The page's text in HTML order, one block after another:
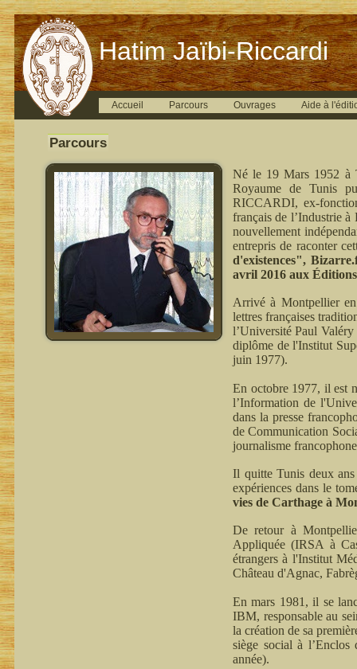
Hatim Jaïbi-Riccardi
Accueil Parcours Ouvrages Aide à
Parcours
Né le 19 Mars 1952 à
Royaume de Tunis
RICCARDI, ex-
français de l’Industrie à
nouvellement
entrepris de raconter
d'existences",
avril 2016 aux
Arrivé à Montpellier
lettres françaises
l’Université Paul
diplôme de l'Institut
juin 1977).
En octobre 1977, il est
l’Information de
dans la presse
de Communication
journalisme
Il quitte Tunis deux
expériences dans le
vies de Carthage à
De retour à
Appliquée (IRSA à
étrangers à l'Institut
Château d'Agnac,
En mars 1981, il se
IBM, responsable au
la création de sa
siège social à
année).